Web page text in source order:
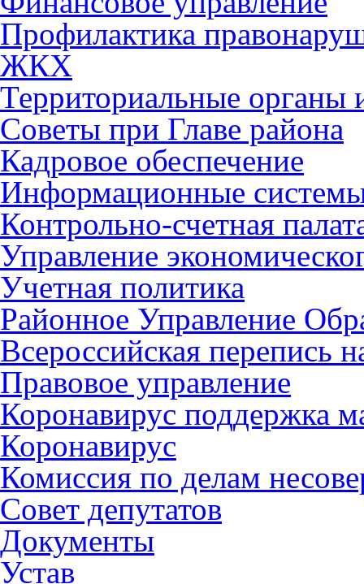
Профилактика
ЖКХ
Территориальные органы
Советы при Главе района
Кадровое обеспечение
Информационные
Контрольно-счетная
Управление
Учетная политика
Районное Управление
Всероссийская перепись
Правовое управление
Коронавирус поддержка
Коронавирус
Комиссия по делам
Совет депутатов
Документы
Устав